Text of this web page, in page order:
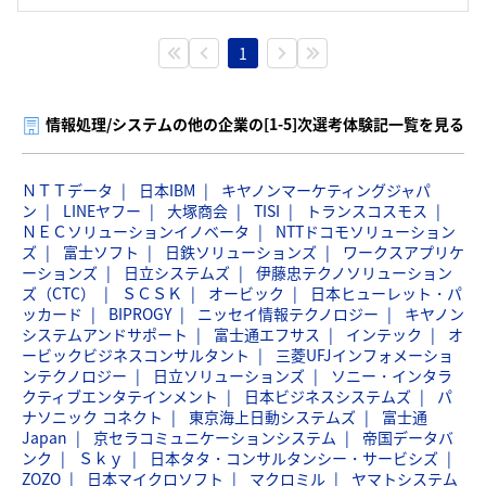
1
情報処理/システムの他の企業の[1-5]次選考体験記一覧を見る
ＮＴＴデータ 日本IBM
キヤノンマーケティングジャパ
ン
LINEヤフー 大塚商会 TISI
トランスコスモス
ＮＥＣソリューションイノベータ
NTTドコモソリューション
ズ
富士ソフト 日鉄ソリューションズ
ワークスアプリケ
ーションズ
日立システムズ
伊藤忠テクノソリューション
ズ（CTC）
ＳＣＳＫ オービック
日本ヒューレット・パ
ッカード
BIPROGY ニッセイ情報テクノロジー
キヤノン
システムアンドサポート
富士通エフサス インテック
オ
ービックビジネスコンサルタント
三菱UFJインフォメーショ
ンテクノロジー
日立ソリューションズ
ソニー・インタラ
クティブエンタテインメント
日本ビジネスシステムズ
パ
ナソニック コネクト
東京海上日動システムズ
富士通
Japan
京セラコミュニケーションシステム
帝国データバ
ンク
Ｓｋｙ
日本タタ・コンサルタンシー・サービシズ
ZOZO
日本マイクロソフト マクロミル ヤマトシステム